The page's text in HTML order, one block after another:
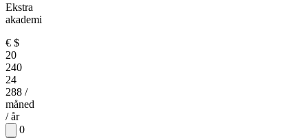
Ekstra
akademi
€ $
20
240
24
288 /
måned
/ år
0